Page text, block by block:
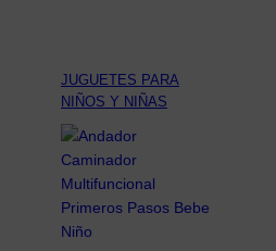
JUGUETES PARA
NIÑOS Y NIÑAS